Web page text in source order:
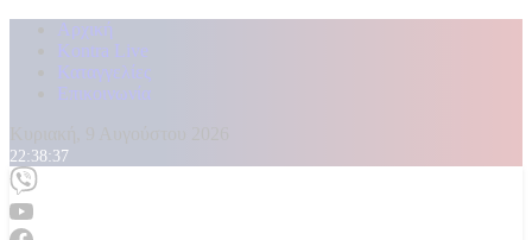
Αρχική
Kontra Live
Καταγγελίες
Επικοινωνία
22:38:39